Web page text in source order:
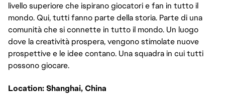
livello superiore che ispirano giocatori e fan in tutto il
mondo. Qui, tutti fanno parte della storia. Parte di una
comunità che si connette in tutto il mondo. Un luogo
dove la creatività prospera, vengono stimolate nuove
prospettive e le idee contano. Una squadra in cui tutti
possono giocare.
Location: Shanghai, China